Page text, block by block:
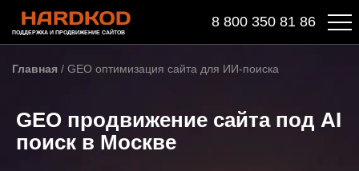
ПОДДЕРЖКА И ПРОДВИЖЕНИЕ САЙТОВ
8 800 350 81 86
Главная / GEO оптимизация сайта для ИИ-поиска
GEO продвижение сайта под AI
поиск в Москве